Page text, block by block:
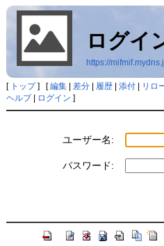
ログイ
https://
[ トップ] [編集| 差分| 履歴| 添付| リロ
ヘルプ| ログイン ]
ユーザー名:
パスワード: